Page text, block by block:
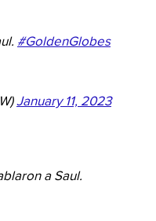
#GoldenGlobes
January 11, 2023
a Saul.